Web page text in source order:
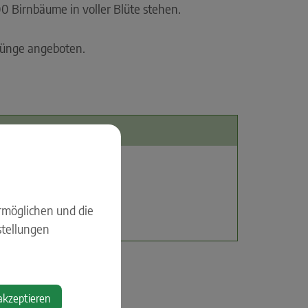
Birnbäume in voller Blüte stehen.
angeboten.
und die